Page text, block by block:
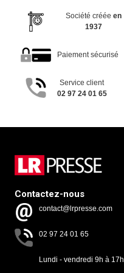
Société créée en
1937
Paiement sécurisé
Service client
02 97 24 01 65
Contactez-nous
contact@lrpresse.com
02 97 24 01 65
Lundi - vendredi 9h à 17h